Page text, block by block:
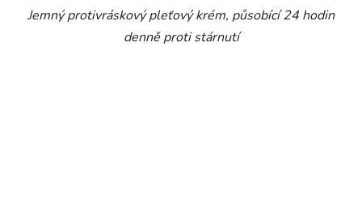
Jemný protivráskový pleťový krém, působící 24 hodin
denně proti stárnutí